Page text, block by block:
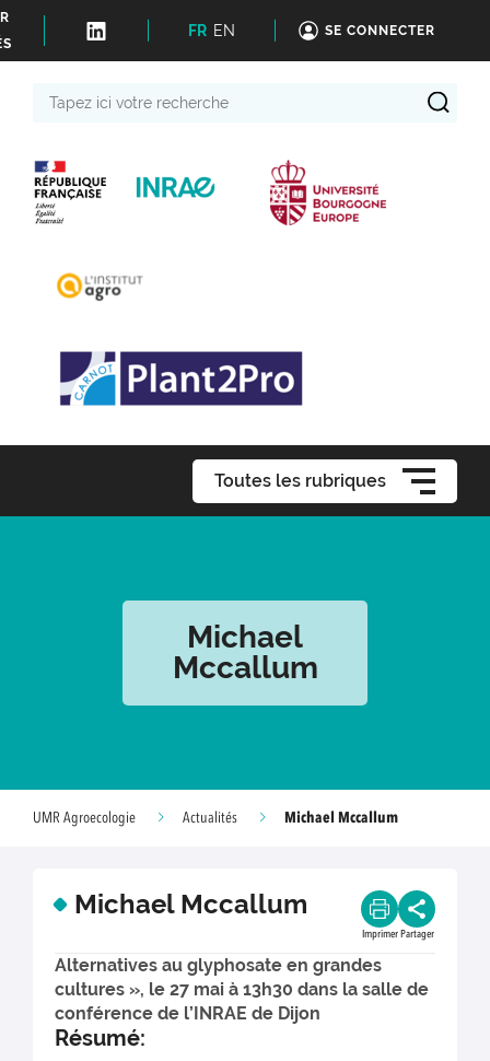
FR EN SE CONNECTER
Toutes les rubriques
Michael
Mccallum
UMR Agroecologie Actualités Michael Mccallum
Michael Mccallum
Imprimer Partager
Alternatives au glyphosate en grandes
cultures », le 27 mai à 13h30 dans la salle de
conférence de l’INRAE de Dijon
Résumé: